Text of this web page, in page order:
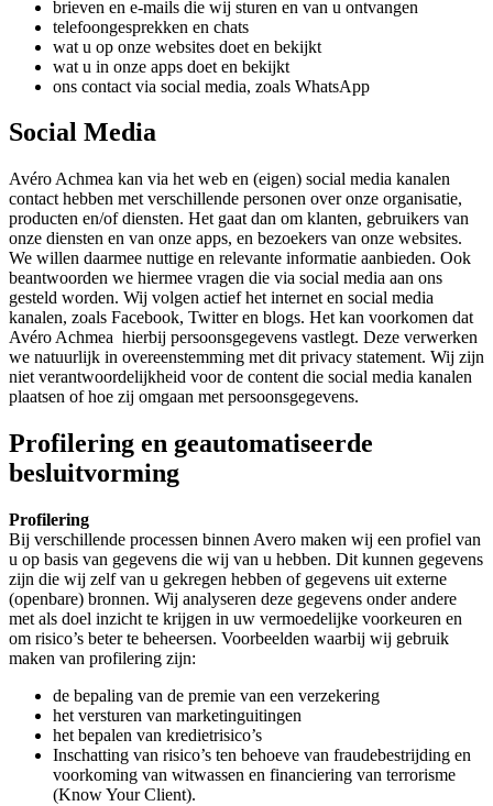
brieven en e-mails die wij sturen en van u ontvangen
telefoongesprekken en chats
wat u op onze websites doet en bekijkt
wat u in onze apps doet en bekijkt
ons contact via social media, zoals WhatsApp
Social Media
Avéro Achmea kan via het web en (eigen) social media kanalen
contact hebben met verschillende personen over onze organisatie,
producten en/of diensten. Het gaat dan om klanten, gebruikers van
onze diensten en van onze apps, en bezoekers van onze websites.
We willen daarmee nuttige en relevante informatie aanbieden. Ook
beantwoorden we hiermee vragen die via social media aan ons
gesteld worden. Wij volgen actief het internet en social media
kanalen, zoals Facebook, Twitter en blogs. Het kan voorkomen dat
Avéro Achmea hierbij persoonsgegevens vastlegt. Deze verwerken
we natuurlijk in overeenstemming met dit privacy statement. Wij zijn
niet verantwoordelijkheid voor de content die social media kanalen
plaatsen of hoe zij omgaan met persoonsgegevens.
Profilering en geautomatiseerde
besluitvorming
Profilering
Bij verschillende processen binnen Avero maken wij een profiel van
u op basis van gegevens die wij van u hebben. Dit kunnen gegevens
zijn die wij zelf van u gekregen hebben of gegevens uit externe
(openbare) bronnen. Wij analyseren deze gegevens onder andere
met als doel inzicht te krijgen in uw vermoedelijke voorkeuren en
om risico’s beter te beheersen. Voorbeelden waarbij wij gebruik
maken van profilering zijn:
de bepaling van de premie van een verzekering
het versturen van marketinguitingen
het bepalen van kredietrisico’s
Inschatting van risico’s ten behoeve van fraudebestrijding en
voorkoming van witwassen en financiering van terrorisme
(Know Your Client).